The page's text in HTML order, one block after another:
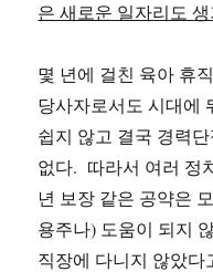
은 새로운 일자리도
몇 년에 걸친 육아 휴
당사자로서도 시대에
쉽지 않고 결국 경력
없다. 따라서 여러 정
년 보장 같은 공약은
용주나) 도움이 되지
직장에 다니지 않았다